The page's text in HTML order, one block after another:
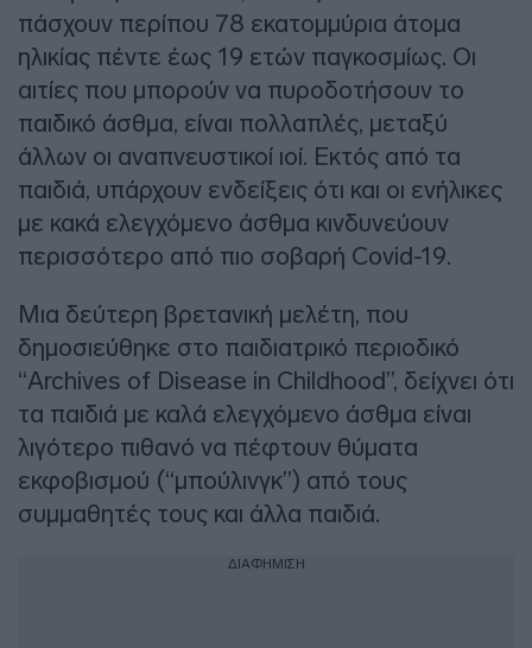
πάσχουν περίπου 78 εκατομμύρια άτομα
ηλικίας πέντε έως 19 ετών παγκοσμίως. Οι
αιτίες που μπορούν να πυροδοτήσουν το
παιδικό άσθμα, είναι πολλαπλές, μεταξύ
άλλων οι αναπνευστικοί ιοί. Εκτός από τα
παιδιά, υπάρχουν ενδείξεις ότι και οι ενήλικες
με κακά ελεγχόμενο άσθμα κινδυνεύουν
περισσότερο από πιο σοβαρή Covid-19.
Μια δεύτερη βρετανική μελέτη, που
δημοσιεύθηκε στο παιδιατρικό περιοδικό
“Archives of Disease in Childhood”, δείχνει ότι
τα παιδιά με καλά ελεγχόμενο άσθμα είναι
λιγότερο πιθανό να πέφτουν θύματα
εκφοβισμού (“μπούλινγκ”) από τους
συμμαθητές τους και άλλα παιδιά.
ΔΙΑΦΗΜΙΣΗ